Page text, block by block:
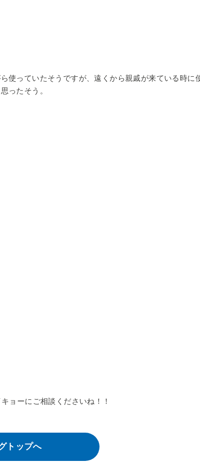
っていたそうですが、遠くから親戚が来ている時に
ったそう。
ョーにご相談くださいね！！
トップへ